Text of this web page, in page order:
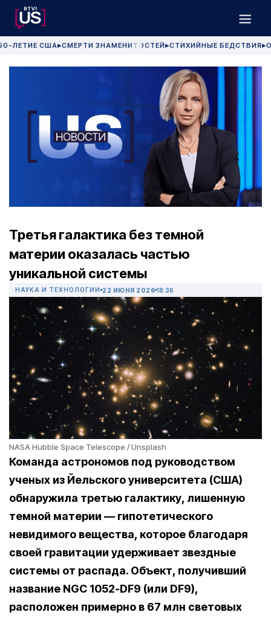
ЛЕТИЕ США▶СМЕРТИ ЗНАМЕНИТОСТЕЙ▶СТИХИЙНЫЕ БЕДСТВИЯ▶
Третья галактика без темной
материи оказалась частью
уникальной системы
НАУКА И ТЕХНОЛОГИИ 22 ИЮНЯ 2026 18:36
NASA Hubble Space Telescope / Unsplash
Команда астрономов под руководством
ученых из Йельского университета (США)
обнаружила третью галактику, лишенную
темной материи — гипотетического
невидимого вещества, которое благодаря
своей гравитации удерживает звездные
системы от распада. Объект, получивший
название NGC 1052-DF9 (или DF9),
расположен примерно в 67 млн световых